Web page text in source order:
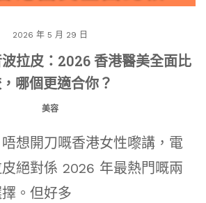
2026 年 5 月 29 日
拉皮：2026 香港醫美全面比
哪個更適合你？
美容
想開刀嘅香港女性嚟講，電
絕對係 2026 年最熱門嘅兩
。但好多